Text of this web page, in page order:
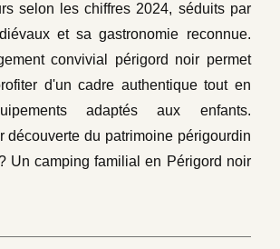
selon les chiffres 2024, séduits par
et sa gastronomie reconnue.
convivial périgord noir permet
d'un cadre authentique tout en
adaptés aux enfants.
découverte du patrimoine périgourdin
Un camping familial en Périgord noir